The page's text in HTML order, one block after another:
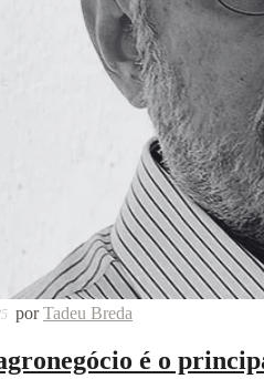
porTadeu Breda
é o